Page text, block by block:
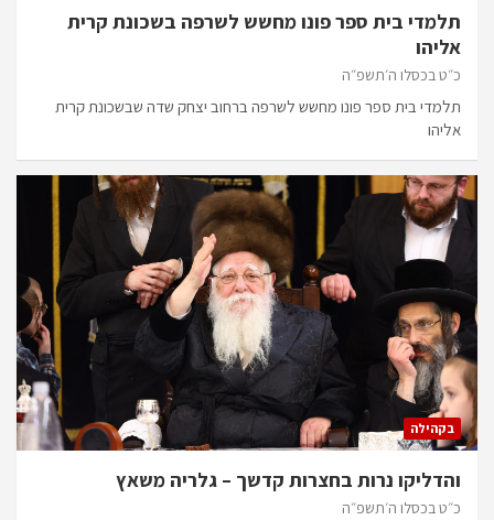
תלמדי בית ספר פונו מחשש לשרפה בשכונת קרית
אליהו
כ״ט בכסלו ה׳תשפ״ה
תלמדי בית ספר פונו מחשש לשרפה ברחוב יצחק שדה שבשכונת קרית
אליהו
בקהילה
והדליקו נרות בחצרות קדשך – גלריה משאץ
כ״ט בכסלו ה׳תשפ״ה